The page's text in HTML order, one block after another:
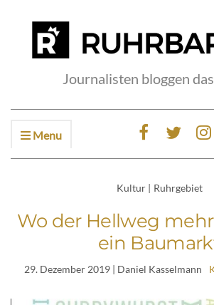
Journalisten bloggen
Menu
Kultur | Ruhrgebiet
Wo der Hellweg
ein
29. Dezember 2019| Daniel Kasselmann